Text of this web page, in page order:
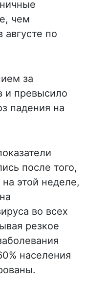
чем
августе по
за
и превысило
падения на
после того,
этой неделе,
во всех
резкое
населения